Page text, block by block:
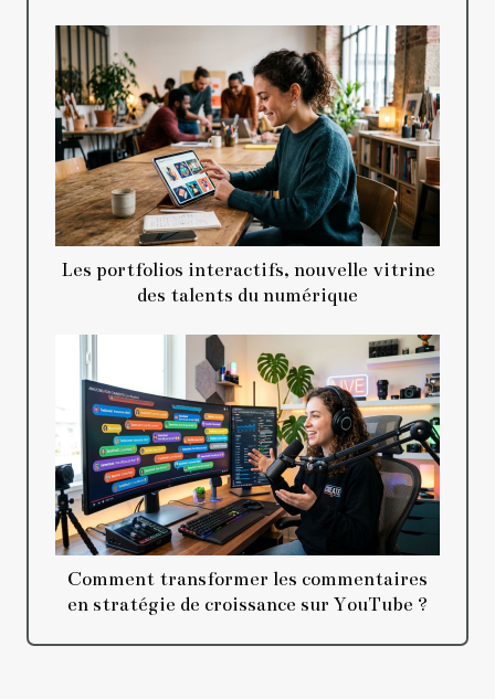
Les portfolios interactifs, nouvelle vitrine
des talents du numérique
Comment transformer les commentaires
en stratégie de croissance sur YouTube ?